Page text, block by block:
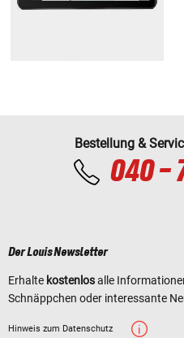
Bestellung &
040 -
Der Louis Newsletter
Erhalte kostenlosalle
Schnäppchen oder interessante
Hinweis zum Datenschutz